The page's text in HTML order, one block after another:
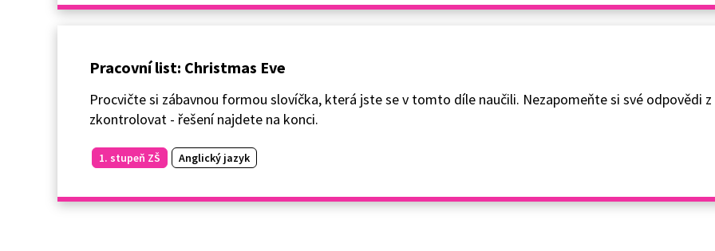
Pracovní list: Christmas Eve
Procvičte si zábavnou formou slovíčka, která jste se v tomto díle naučili. Nezapomeňte si své odpovědi
zkontrolovat - řešení najdete na konci.
1. stupeň ZŠ Anglický jazyk